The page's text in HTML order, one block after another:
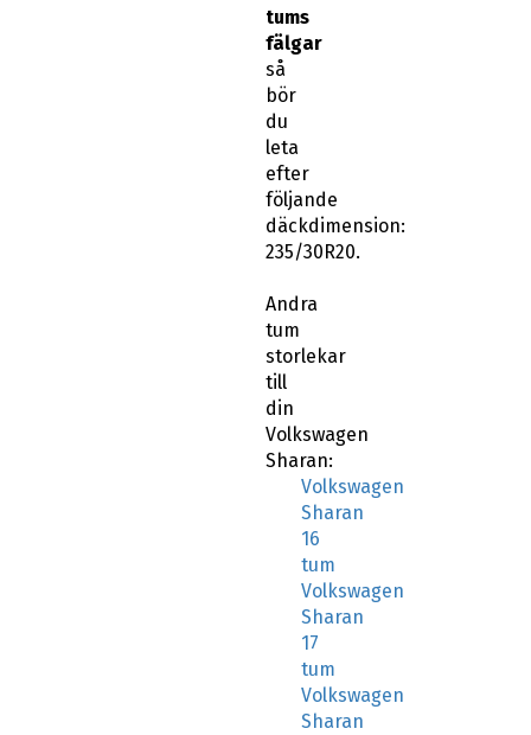
tums
fälgar
så
bör
du
leta
efter
följande
däckdimension:
235/30R20.
Andra
tum
storlekar
till
din
Volkswagen
Sharan:
Volkswagen
Sharan
16
tum
Volkswagen
Sharan
17
tum
Volkswagen
Sharan